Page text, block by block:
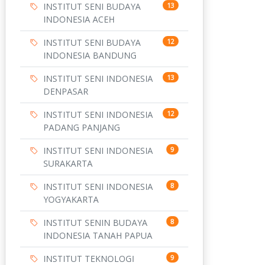
INSTITUT SENI BUDAYA
INDONESIA ACEH
13
INSTITUT SENI BUDAYA
INDONESIA BANDUNG
12
INSTITUT SENI INDONESIA
DENPASAR
13
INSTITUT SENI INDONESIA
PADANG PANJANG
12
INSTITUT SENI INDONESIA
SURAKARTA
9
INSTITUT SENI INDONESIA
YOGYAKARTA
8
INSTITUT SENIN BUDAYA
INDONESIA TANAH PAPUA
8
INSTITUT TEKNOLOGI
9